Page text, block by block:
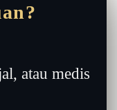
atau medis